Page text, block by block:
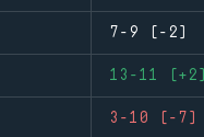
7-9 (-2)
13-11 (+2)
3-10 (-7)